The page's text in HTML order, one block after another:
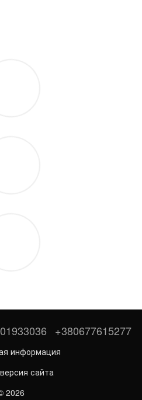
+380677615277
информация
сайта
2026